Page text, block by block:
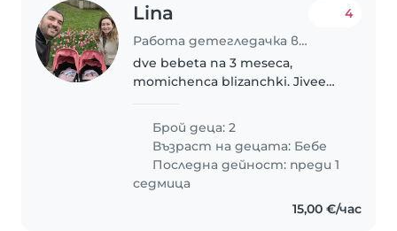
Lina
Работа детегледачка в София
4
dve bebeta na 3 meseca,
momichenca blizanchki. Jiveem
Брой деца: 2
Възраст на децата: Бебе
Последна дейност: преди 1
седмица
15,00 €/час